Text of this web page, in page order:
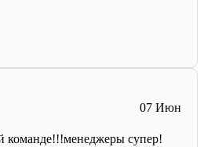
07 Июн
команде!!!менеджеры супер!